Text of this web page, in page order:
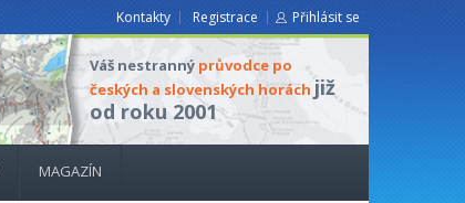
Kontakty Registrace Přihlásit se
Váš nestranný průvodce po
českých a slovenských horách již
od roku 2001
MAGAZÍN